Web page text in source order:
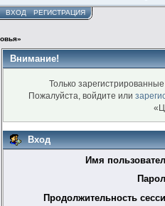
ВХОД РЕГИСТРАЦИЯ
Внимание!
Только
Пожалуйста, войдите или
Вход
Имя
Продолжительность